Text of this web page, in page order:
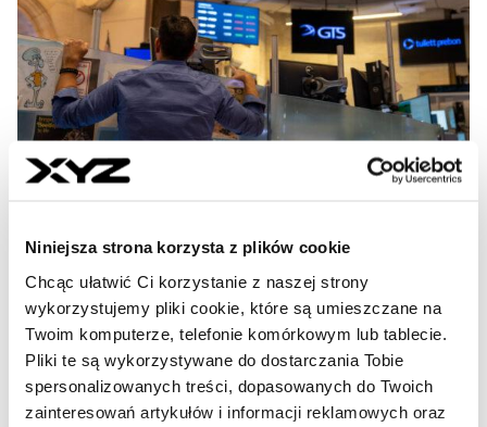
Niniejsza strona korzysta z plików cookie
Chcąc ułatwić Ci korzystanie z naszej strony
wykorzystujemy pliki cookie, które są umieszczane na
Twoim komputerze, telefonie komórkowym lub tablecie.
Pliki te są wykorzystywane do dostarczania Tobie
spersonalizowanych treści, dopasowanych do Twoich
zainteresowań artykułów i informacji reklamowych oraz
Małe spółki gwiazdami
amerykańskiej giełdy. Rosną
najmocniej od 35 lat
Niedawno inwestorzy omijali je szerokim łukiem. Dziś
małe amerykańskie spółki są jednymi z gwiazd Wall
Street. Największą popularnością cieszą się jednak
podmioty, które nie mają zysku.